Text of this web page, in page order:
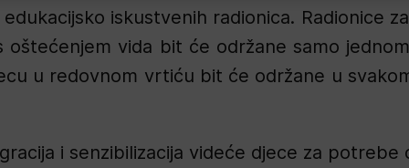
iskustvenih radionica. Radionice
oštećenjem vida bit će održane samo
u redovnom vrtiću bit će održane u
i senzibilizacija videće djece za potrebe